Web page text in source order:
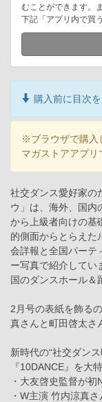
むことができます。
下記「アプリ内で買
購入前に目次
※ブラウザで購入
マガストアアプリ
社交ダンス愛好家の
ウ」は、海外、国内
から上級者向けの基
的側面からとらえた
会詳報と全国パーテ
ー写真で紹介してい
国のダンスホール＆
2月号の表紙を飾る
真さんと町田啓太さ
新時代の“社交ダン
『10DANCE』を大
・大友啓史監督が
・W主演 竹内涼真